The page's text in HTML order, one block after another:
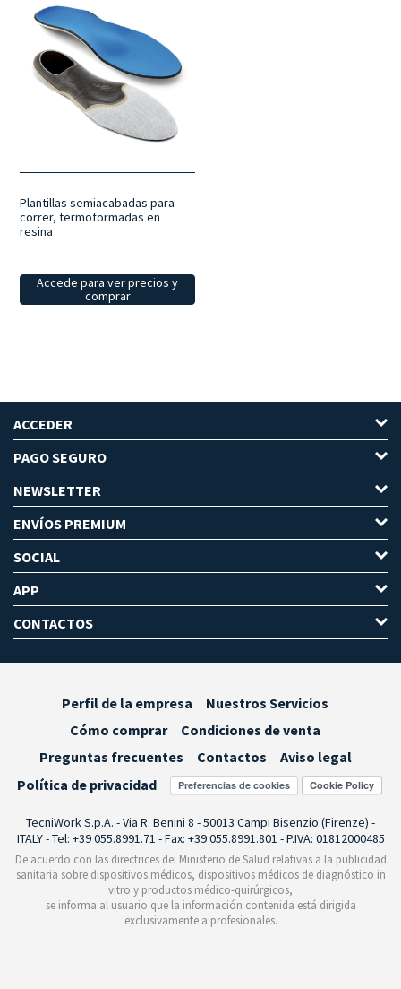
Plantillas semiacabadas para
correr, termoformadas en
resina
Accede para ver precios y
comprar
ACCEDER
PAGO SEGURO
NEWSLETTER
ENVÍOS PREMIUM
SOCIAL
APP
CONTACTOS
Perfil de la empresa
Nuestros Servicios
Cómo comprar
Condiciones de venta
Preguntas frecuentes
Contactos
Aviso legal
Política de privacidad
Preferencias de cookies
TecniWork S.p.A. - Via R. Benini 8 - 50013 Campi Bisenzio (Firenze) -
ITALY - Tel: +39 055.8991.71 - Fax: +39 055.8991.801 - P.IVA: 01812000485
De acuerdo con las directrices del Ministerio de Salud relativas a la publicidad
sanitaria sobre dispositivos médicos, dispositivos médicos de diagnóstico in
vitro y productos médico-quirúrgicos,
se informa al usuario que la información contenida está dirigida
exclusivamente a profesionales.